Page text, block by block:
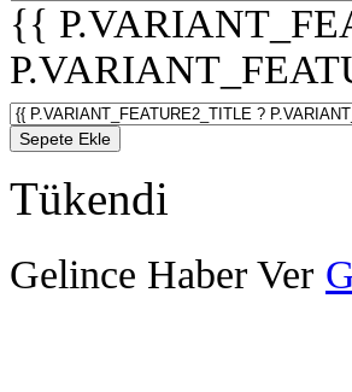
{{
Sepete Ekle
Tükendi
Gelince Haber Ver